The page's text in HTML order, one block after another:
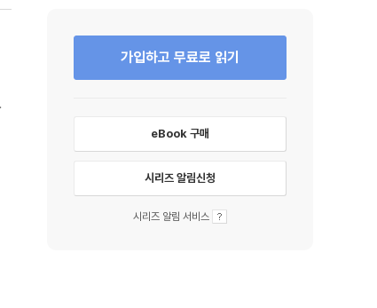
가입하고 무료로 읽기
eBook 구매
시리즈 알림신청
시리즈 알림 서비스